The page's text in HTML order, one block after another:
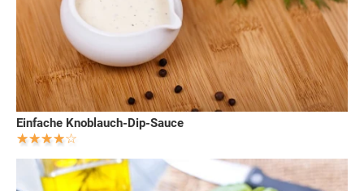
Einfache Knoblauch-Dip-Sauce